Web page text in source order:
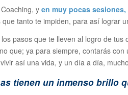
y en muy pocas sesiones,
tanto te impiden, para así lograr
pasos que te lleven al logro de
que; ya para siempre, contarás
así una vida, y un día a día,
tienen un inmenso brillo